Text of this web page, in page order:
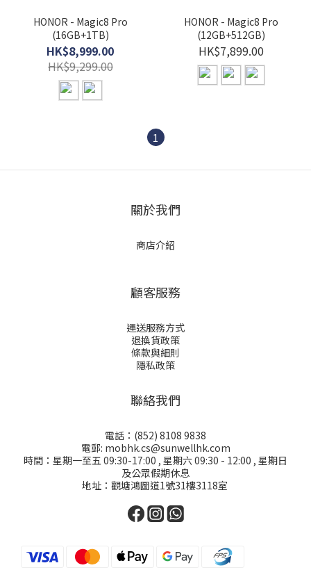
HONOR - Magic8 Pro
(16GB+1TB)
HK$8,999.00
HK$9,299.00
HONOR - Magic8 Pro
(12GB+512GB)
HK$7,899.00
1
關於我們
商店介紹
顧客服務
運送服務方式
退換貨政策
條款與細則
隱私政策
聯絡我們
電話：(852) 8108 9838
電郵: mobhk.cs@sunwellhk.com
時間：星期一至五 09:30-17:00 , 星期六 09:30 - 12:00 , 星期日
及公眾假期休息
地址：觀塘鴻圖道1號31樓3118室